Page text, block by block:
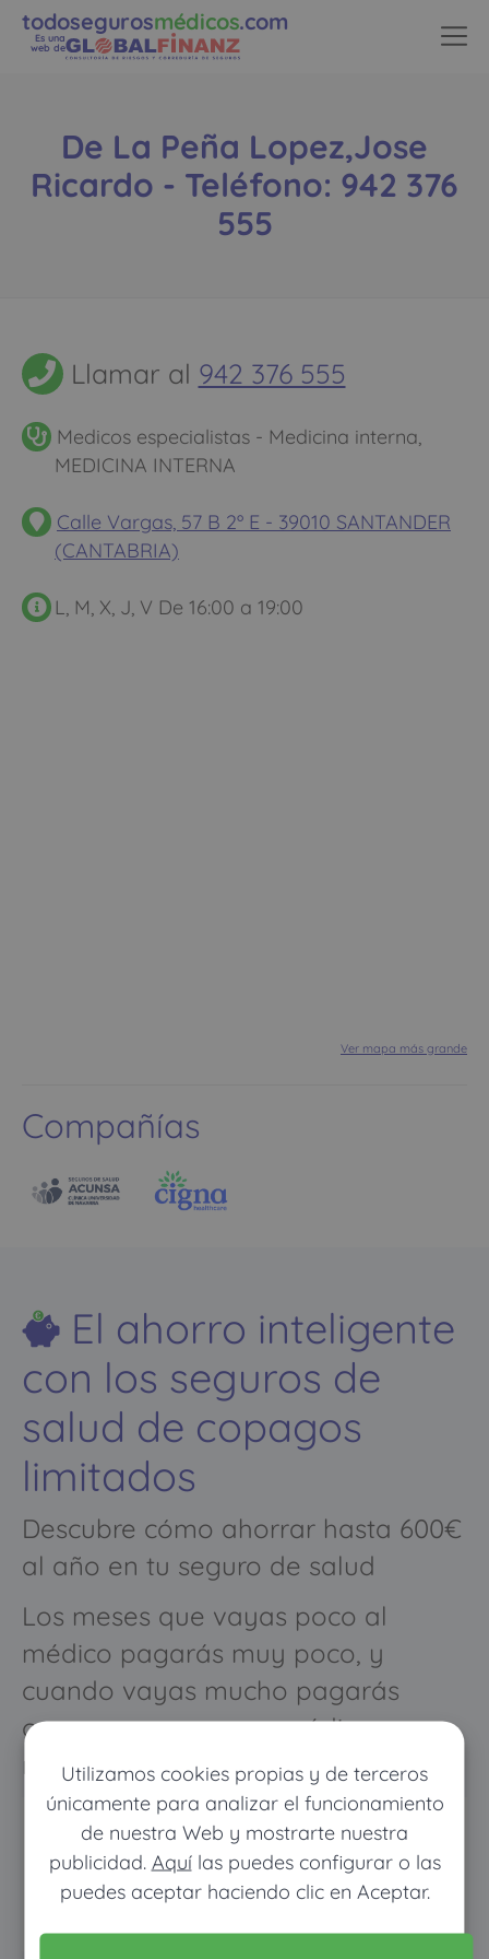
Utilizamos cookies propias y de terceros
únicamente para analizar el funcionamiento
de nuestra Web y mostrarte nuestra
publicidad. Aquílas puedes configurar o las
puedes aceptar haciendo clic en Aceptar.
todosegurosmédicos.com
Es una
web de
De La Peña Lopez,Jose
Ricardo - Teléfono: 942 376
555
Llamar al 942 376 555
Medicos especialistas - Medicina interna,
MEDICINA INTERNA
Calle Vargas, 57 B 2º E - 39010 SANTANDER
(CANTABRIA)
L, M, X, J, V De 16:00 a 19:00
Ver mapa más grande
Compañías
El ahorro inteligente
con los seguros de
salud de copagos
limitados
Descubre cómo ahorrar hasta 600€
al año en tu seguro de salud
Los meses que vayas poco al
médico pagarás muy poco, y
cuando vayas mucho pagarás
como con un seguro médico
normal